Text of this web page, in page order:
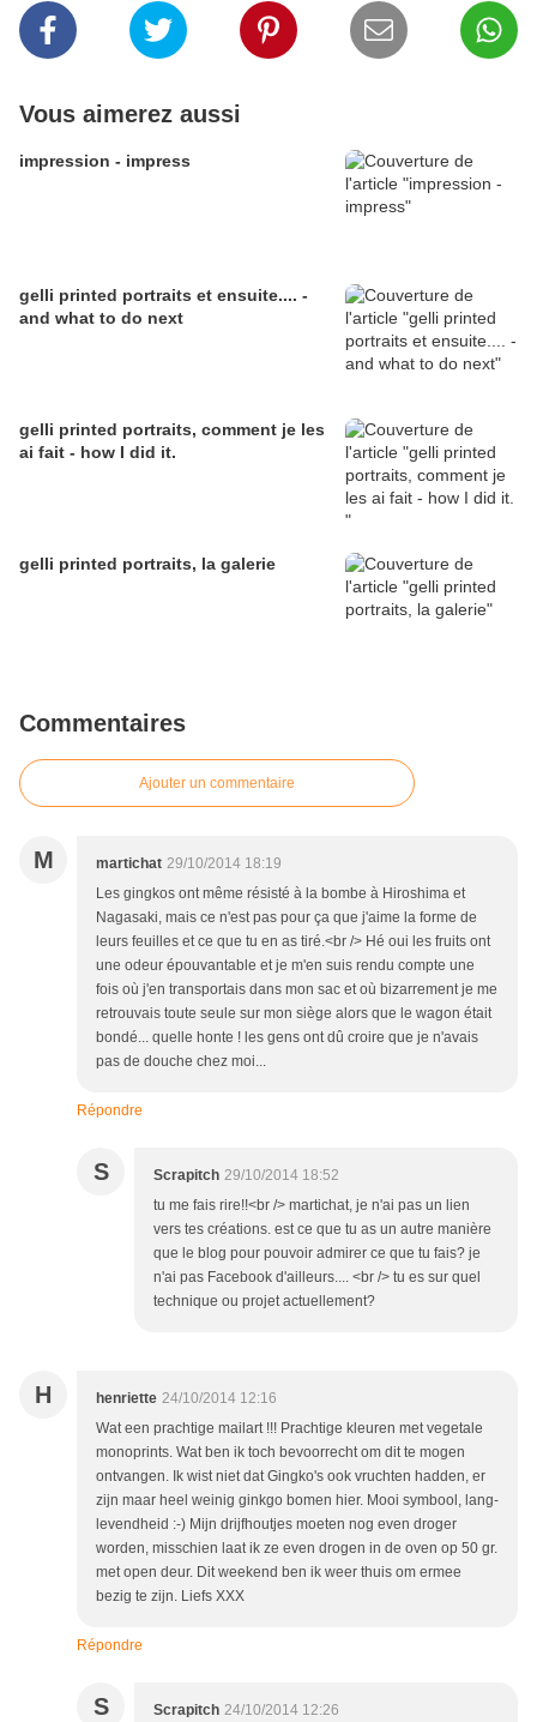
Vous aimerez aussi
impression - impress
gelli printed portraits et ensuite.... -
and what to do next
gelli printed portraits, comment je les
ai fait - how I did it.
gelli printed portraits, la galerie
Commentaires
Ajouter un commentaire
M martichat 29/10/2014 18:19
Les gingkos ont même résisté à la bombe à Hiroshima et
Nagasaki, mais ce n'est pas pour ça que j'aime la forme de
leurs feuilles et ce que tu en as tiré.<br /> Hé oui les fruits ont
une odeur épouvantable et je m'en suis rendu compte une
fois où j'en transportais dans mon sac et où bizarrement je me
retrouvais toute seule sur mon siège alors que le wagon était
bondé... quelle honte ! les gens ont dû croire que je n'avais
pas de douche chez moi...
Répondre
S Scrapitch 29/10/2014 18:52
tu me fais rire!!<br /> martichat, je n'ai pas un lien
vers tes créations. est ce que tu as un autre manière
que le blog pour pouvoir admirer ce que tu fais? je
n'ai pas Facebook d'ailleurs.... <br /> tu es sur quel
technique ou projet actuellement?
H henriette 24/10/2014 12:16
Wat een prachtige mailart !!! Prachtige kleuren met vegetale
monoprints. Wat ben ik toch bevoorrecht om dit te mogen
ontvangen. Ik wist niet dat Gingko's ook vruchten hadden, er
zijn maar heel weinig ginkgo bomen hier. Mooi symbool, lang-
levendheid :-) Mijn drijfhoutjes moeten nog even droger
worden, misschien laat ik ze even drogen in de oven op 50 gr.
met open deur. Dit weekend ben ik weer thuis om ermee
bezig te zijn. Liefs XXX
Répondre
S Scrapitch 24/10/2014 12:26